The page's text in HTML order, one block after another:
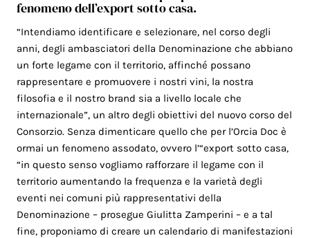
fenomeno dell’export sotto casa.
“Intendiamo identificare e selezionare, nel corso degli
anni, degli ambasciatori della Denominazione che abbiano
un forte legame con il territorio, affinché possano
rappresentare e promuovere i nostri vini, la nostra
filosofia e il nostro brand sia a livello locale che
internazionale”, un altro degli obiettivi del nuovo corso del
Consorzio. Senza dimenticare quello che per l’Orcia Doc è
ormai un fenomeno assodato, ovvero l’“export sotto casa,
“in questo senso vogliamo rafforzare il legame con il
territorio aumentando la frequenza e la varietà degli
eventi nei comuni più rappresentativi della
Denominazione – prosegue Giulitta Zamperini – e a tal
fine, proponiamo di creare un calendario di manifestazioni